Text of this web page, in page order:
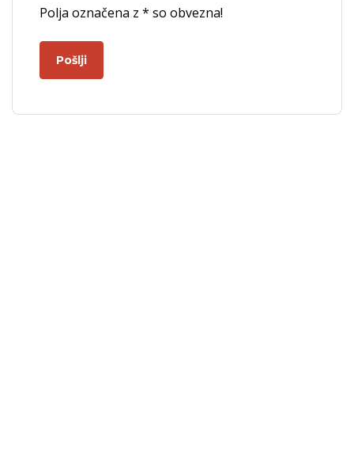
Polja označena z * so obvezna!